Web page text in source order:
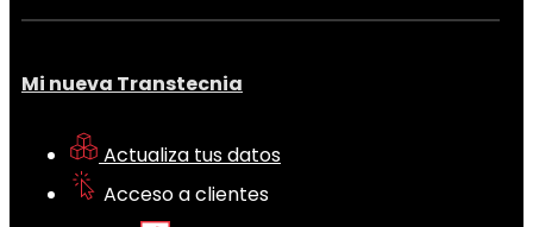
Mi nueva Transtecnia
Actualiza tus datos
Acceso a clientes